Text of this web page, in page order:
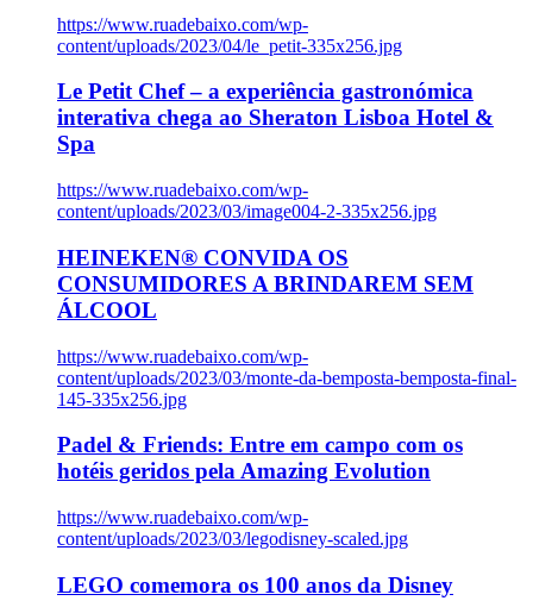
https://www.ruadebaixo.com/wp-
content/uploads/2023/04/le_petit-335x256.jpg
Le Petit Chef – a experiência gastronómica
interativa chega ao Sheraton Lisboa Hotel &
Spa
https://www.ruadebaixo.com/wp-
content/uploads/2023/03/image004-2-335x256.jpg
HEINEKEN® CONVIDA OS
CONSUMIDORES A BRINDAREM SEM
ÁLCOOL
https://www.ruadebaixo.com/wp-
content/uploads/2023/03/monte-da-bemposta-bemposta-final-
145-335x256.jpg
Padel & Friends: Entre em campo com os
hotéis geridos pela Amazing Evolution
https://www.ruadebaixo.com/wp-
content/uploads/2023/03/legodisney-scaled.jpg
LEGO comemora os 100 anos da Disney